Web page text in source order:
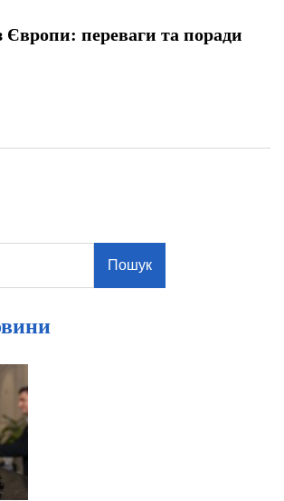
Європи: переваги та поради
Пошук